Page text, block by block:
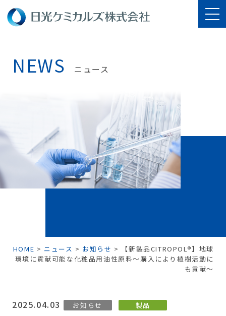
NEWS ニュース
HOME > ニュース > お知らせ >
【新製品CITROPOL®】地球
環境に貢献可能な化粧品用油性原料〜購入により植樹活動に
も貢献〜
2025.04.03 お知らせ 製品